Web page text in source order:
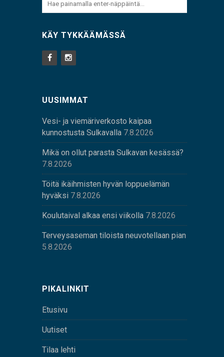
KÄY TYKKÄÄMÄSSÄ
UUSIMMAT
Vesi- ja viemäriverkosto kaipaa
kunnostusta Sulkavalla 7.8.2026
Mikä on ollut parasta Sulkavan kesässä?
7.8.2026
Töitä ikäihmisten hyvän loppuelämän
hyväksi 7.8.2026
Koulutaival alkaa ensi viikolla 7.8.2026
Terveysaseman tiloista neuvotellaan pian
5.8.2026
PIKALINKIT
Etusivu
Uutiset
Tilaa lehti